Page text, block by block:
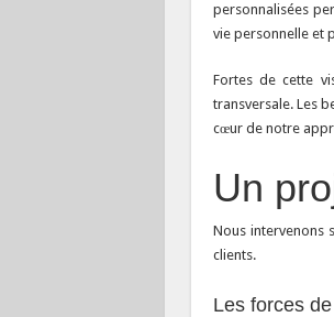
personnalisées
vie personnelle et
Fortes de cette
transversale. Les
cœur de notre
Un
Nous intervenons
clients.
Les forces